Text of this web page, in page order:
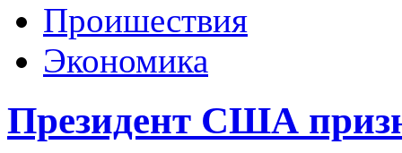
Проишествия
Экономика
Президент США